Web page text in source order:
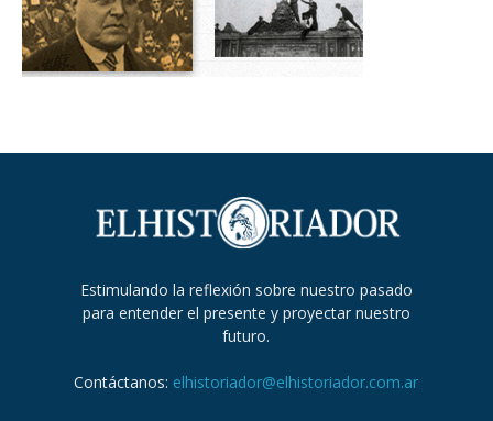
Estimulando la reflexión sobre nuestro pasado
para entender el presente y proyectar nuestro
futuro.
Contáctanos: elhistoriador@elhistoriador.com.ar